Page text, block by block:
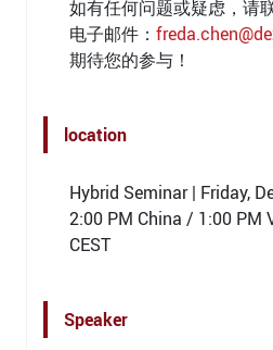
如有任何问题或疑虑，请
电子邮件：
期待您的参与！
location
Hybrid Seminar | Friday,
2:00 PM China / 1:00 PM
CEST
Speaker